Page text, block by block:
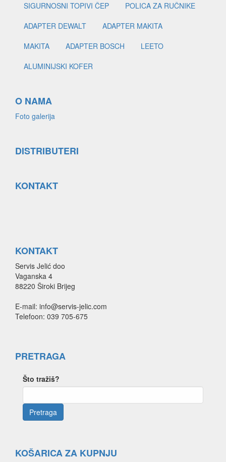
SIGURNOSNI TOPIVI ČEP
POLICA ZA RUČNIKE
ADAPTER DEWALT
ADAPTER MAKITA
MAKITA
ADAPTER BOSCH
LEETO
ALUMINIJSKI KOFER
O NAMA
Foto galerija
DISTRIBUTERI
KONTAKT
KONTAKT
Servis Jelić doo
Vaganska 4
88220 Široki Brijeg
E-mail: info@servis-jelic.com
Telefoon: 039 705-675
PRETRAGA
Što tražiš?
KOŠARICA ZA KUPNJU